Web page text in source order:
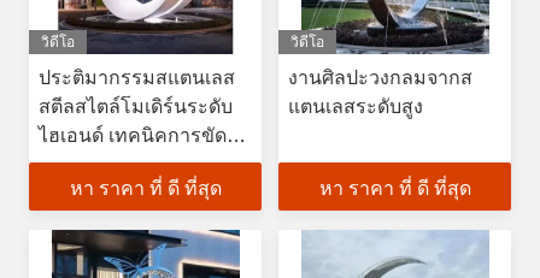
วิดีโอ
ประติมากรรมสแตนเลส
สตีลสไตล์โมเดิร์นระดับ
ไฮเอนด์ เทคนิคการขัด
เงาแบบกระจก
หา ราคา ที่ ดี ที่สุด
วิดีโอ
งานศิลปะวงกลมจากส
แตนเลสระดับสูง
หา ราคา ที่ ดี ที่สุด